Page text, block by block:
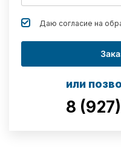
Даю согласие на
или
8